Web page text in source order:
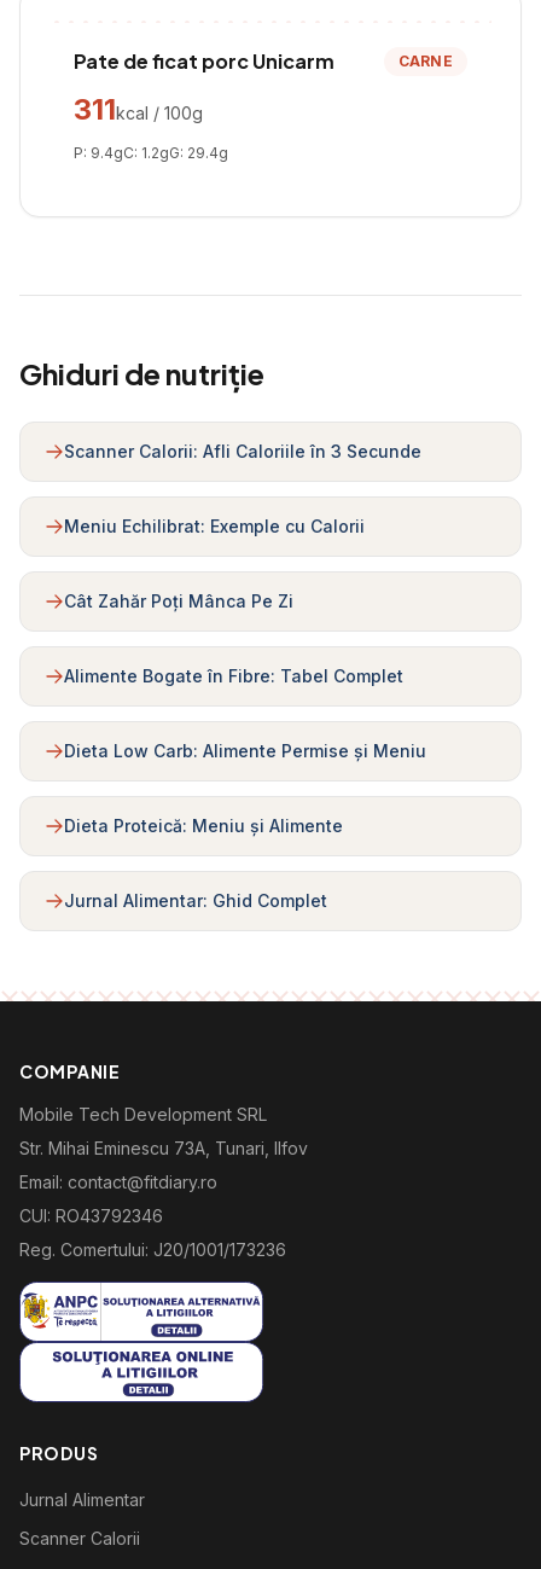
Pate de ficat porc Unicarm CARNE
311kcal / 100g
P: 9.4gC: 1.2gG: 29.4g
Ghiduri de nutriție
Scanner Calorii: Afli Caloriile în 3 Secunde
Meniu Echilibrat: Exemple cu Calorii
Cât Zahăr Poți Mânca Pe Zi
Alimente Bogate în Fibre: Tabel Complet
Dieta Low Carb: Alimente Permise și Meniu
Dieta Proteică: Meniu și Alimente
Jurnal Alimentar: Ghid Complet
COMPANIE
Mobile Tech Development SRL
Str. Mihai Eminescu 73A, Tunari, Ilfov
Email: contact@fitdiary.ro
CUI: RO43792346
Reg. Comertului: J20/1001/173236
PRODUS
Jurnal Alimentar
Scanner Calorii